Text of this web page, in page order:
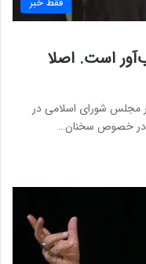
است. اصلا
مجلس شورای اسلامی در
در خصوص سخنان…